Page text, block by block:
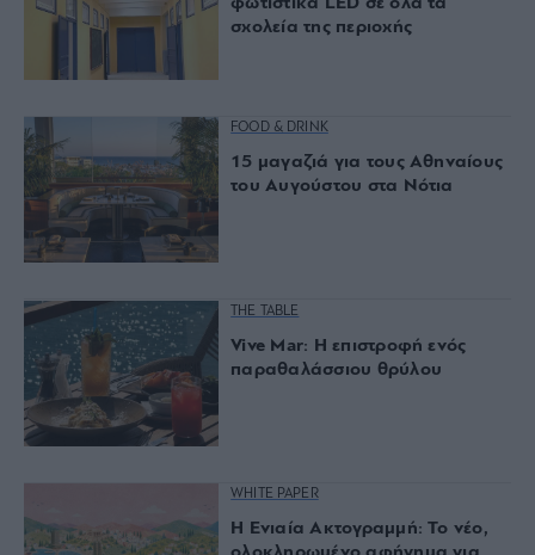
σχολεία της περιοχής
FOOD & DRINK
15 μαγαζιά για τους Αθηναίους
του Αυγούστου στα Νότια
THE TABLE
Vive Mar: Η επιστροφή ενός
παραθαλάσσιου θρύλου
WHITE PAPER
Η Ενιαία Ακτογραμμή: Το νέο,